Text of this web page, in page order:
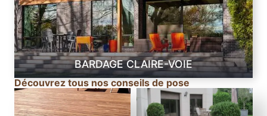
BARDAGE CLAIRE-VOIE
Découvrez tous nos conseils de pose